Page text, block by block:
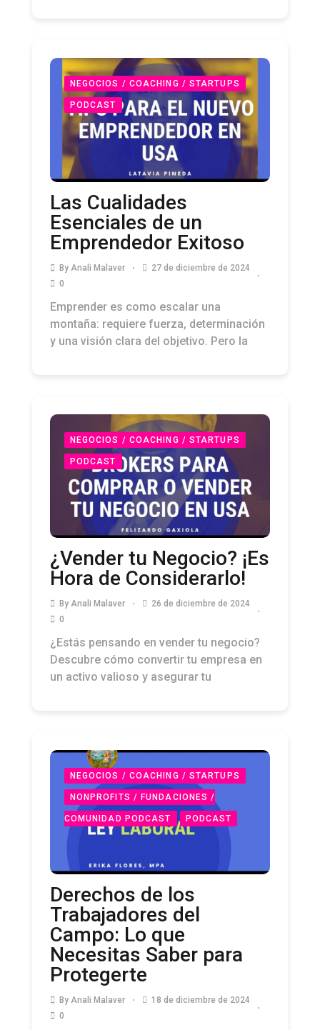
NEGOCIOS / COACHING / STARTUPS
PODCAST
Las Cualidades
Esenciales de un
Emprendedor Exitoso
By Anali Malaver
27 de diciembre de 2024
0
Emprender es como escalar una
montaña: requiere fuerza, determinación
y una visión clara del objetivo. Pero la
NEGOCIOS / COACHING / STARTUPS
PODCAST
¿Vender tu Negocio? ¡Es
Hora de Considerarlo!
By Anali Malaver
26 de diciembre de 2024
0
¿Estás pensando en vender tu negocio?
Descubre cómo convertir tu empresa en
un activo valioso y asegurar tu
NEGOCIOS / COACHING / STARTUPS
NONPROFITS / FUNDACIONES /
COMUNIDAD PODCAST PODCAST
Derechos de los
Trabajadores del
Campo: Lo que
Necesitas Saber para
Protegerte
By Anali Malaver
18 de diciembre de 2024
0